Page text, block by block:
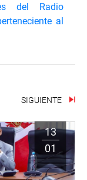
del Radio
al
SIGUIENTE
13
01